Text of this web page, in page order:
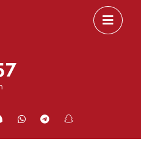
DiscordWhatsAppTelegram